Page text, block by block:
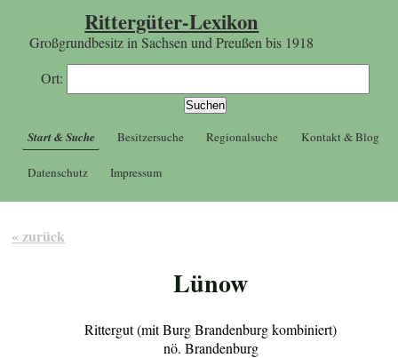
Rittergüter-Lexikon
Großgrundbesitz in Sachsen und Preußen bis 1918
Ort:
Start & Suche Besitzersuche Regionalsuche Kontakt & Blog
Datenschutz Impressum
« zurück
Lünow
Rittergut (mit Burg Brandenburg kombiniert)
nö. Brandenburg